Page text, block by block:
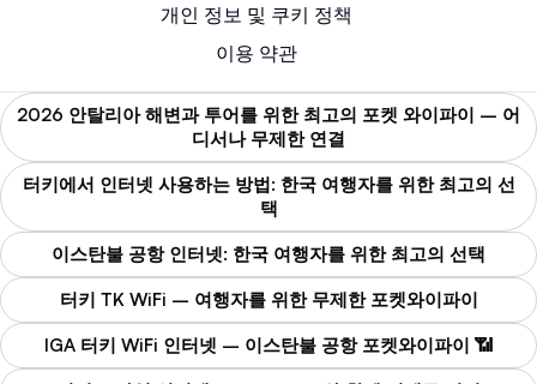
개인 정보 및 쿠키 정책
이용 약관
2026 안탈리아 해변과 투어를 위한 최고의 포켓 와이파이 – 어
디서나 무제한 연결
터키에서 인터넷 사용하는 방법: 한국 여행자를 위한 최고의 선
택
이스탄불 공항 인터넷: 한국 여행자를 위한 최고의 선택
터키 TK WiFi – 여행자를 위한 무제한 포켓와이파이
IGA 터키 WiFi 인터넷 – 이스탄불 공항 포켓와이파이 📶